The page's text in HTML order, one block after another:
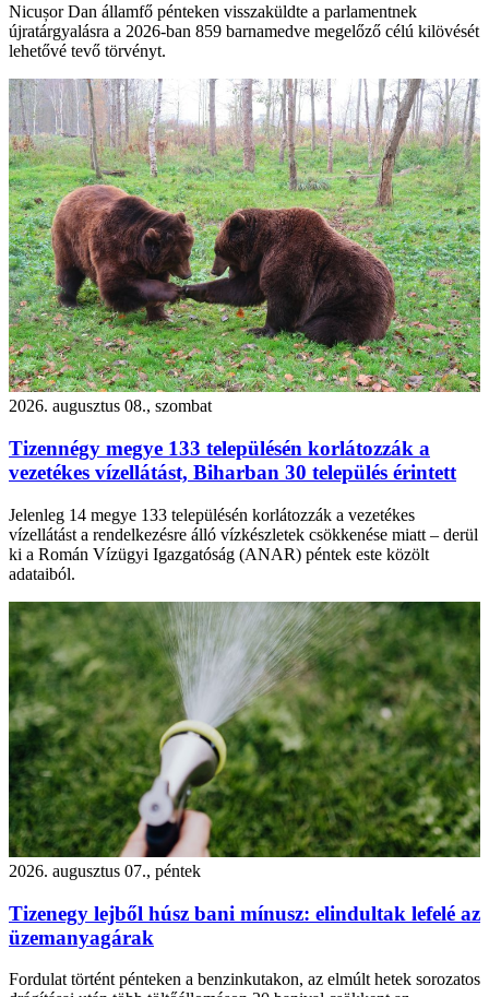
Nicușor Dan államfő pénteken visszaküldte a parlamentnek
újratárgyalásra a 2026-ban 859 barnamedve megelőző célú kilövését
lehetővé tevő törvényt.
2026. augusztus 08., szombat
Tizennégy megye 133 településén korlátozzák a
vezetékes vízellátást, Biharban 30 település érintett
Jelenleg 14 megye 133 településén korlátozzák a vezetékes
vízellátást a rendelkezésre álló vízkészletek csökkenése miatt – derül
ki a Román Vízügyi Igazgatóság (ANAR) péntek este közölt
adataiból.
2026. augusztus 07., péntek
Tizenegy lejből húsz bani mínusz: elindultak lefelé az
üzemanyagárak
Fordulat történt pénteken a benzinkutakon, az elmúlt hetek sorozatos